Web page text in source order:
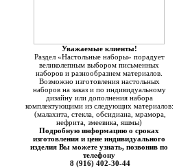
Уважаемые клиенты!
Раздел «Настольные наборы» порадует
великолепным выбором письменных
наборов и разнообразием материалов.
Возможно изготовления настольных
наборов на заказ и по индивидуальному
дизайну или дополнения набора
комплектующими из следующих материалов:
(малахита, стекла, обсидиана, мрамора,
нефрита, змеевика, яшмы)
Подробную информацию о сроках
изготовления и цене индивидуального
изделия Вы можете узнать, позвонив по
телефону
8 (916) 402-30-44